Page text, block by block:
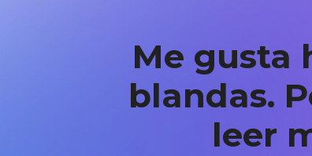
Me gusta
blandas.
leer